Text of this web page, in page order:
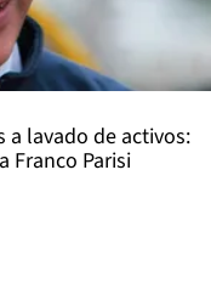
a lavado de activos:
Franco Parisi